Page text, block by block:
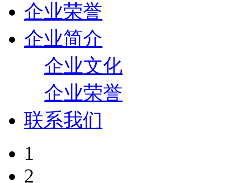
企业荣誉
企业简介
企业文化
企业荣誉
联系我们
1
2